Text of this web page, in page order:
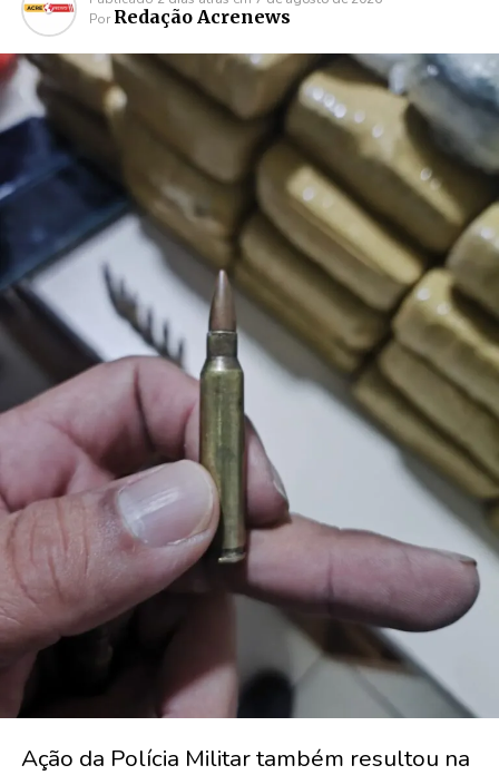
Por Redação Acrenews
Ação da Polícia Militar também resultou na